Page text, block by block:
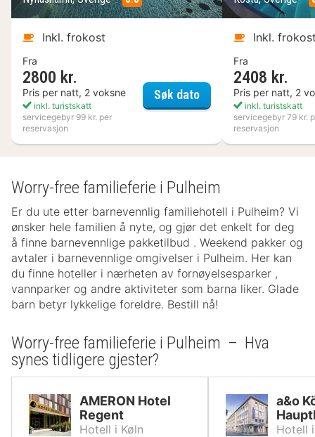
Inkl. frokost
Fra
2800 kr.
Pris per natt, 2 voksne
inkl. turistskatt
servicegebyr 99 kr. per
reservasjon
Søk datoNynäs Havsbad
Inkl.
Fra
2408 kr.
Pris per natt, 2
inkl. turistskatt
servicegebyr 79 kr.
reservasjon
Worry-free familieferie i Pulheim
Er du ute etter barnevennlig familiehotell i Pulheim? Vi
ønsker hele familien å nyte, og gjør det enkelt for deg
å finne barnevennlige pakketilbud . Weekend pakker og
avtaler i barnevennlige omgivelser i Pulheim. Her kan
du finne hoteller i nærheten av fornøyelsesparker ,
vannparker og andre aktiviteter som barna liker. Glade
barn betyr lykkelige foreldre. Bestill nå!
Worry-free familieferie i Pulheim – Hva
synes tidligere gjester?
AMERON Hotel
Regent
Hotell i Køln
a&o
Hotell